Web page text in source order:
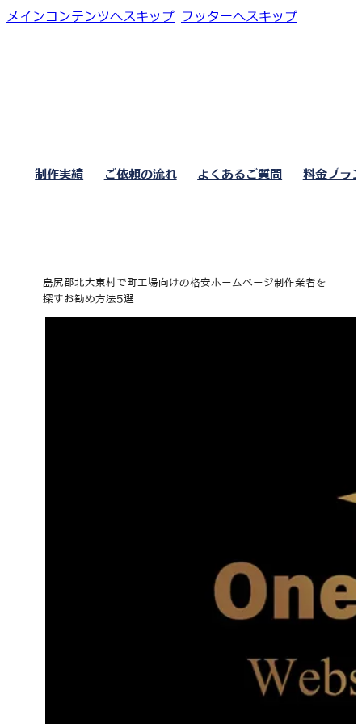
メインコンテンツへスキップ フッターへスキップ
制作実績 ご依頼の流れ よくあるご質問 料金プラ
島尻郡北大東村で町工場向けの格安ホームページ制作業者を
探すお勧め方法5選